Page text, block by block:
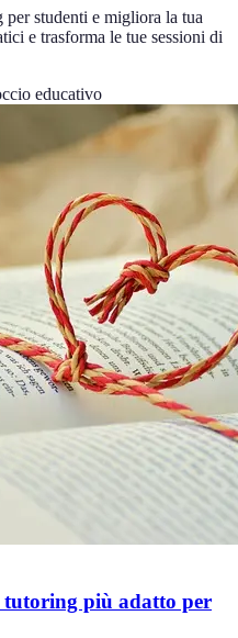
studenti e migliora la tua
e trasforma le tue sessioni di
educativo
tutoring più adatto per